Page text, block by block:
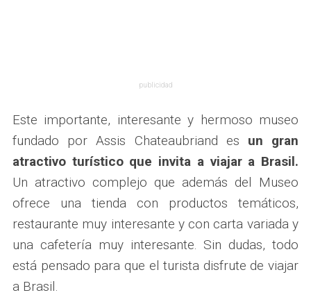
publicidad
Este importante, interesante y hermoso museo
fundado por Assis Chateaubriand es un gran
atractivo turístico que invita a viajar a Brasil.
Un atractivo complejo que además del Museo
ofrece una tienda con productos temáticos,
restaurante muy interesante y con carta variada y
una cafetería muy interesante. Sin dudas, todo
está pensado para que el turista disfrute de viajar
a Brasil.